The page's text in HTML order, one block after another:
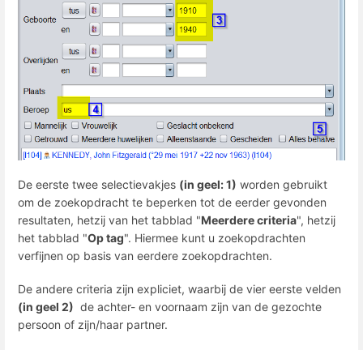
De eerste twee selectievakjes (in geel: 1) worden gebruikt
om de zoekopdracht te beperken tot de eerder gevonden
resultaten, hetzij van het tabblad "Meerdere criteria", hetzij
het tabblad "Op tag". Hiermee kunt u zoekopdrachten
verfijnen op basis van eerdere zoekopdrachten.
De andere criteria zijn expliciet, waarbij de vier eerste velden
(in geel 2) de achter- en voornaam zijn van de gezochte
persoon of zijn/haar partner.